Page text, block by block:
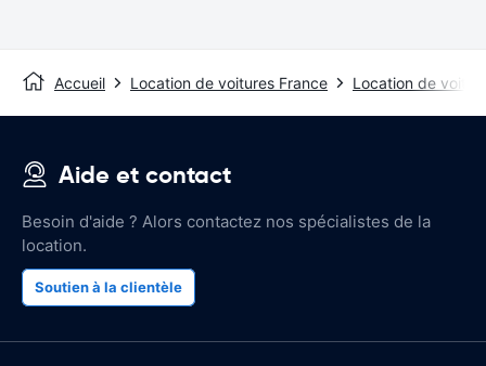
Accueil Location de voitures France Location de
Aide et contact
Besoin d'aide ? Alors contactez nos spécialistes de la
location.
Soutien à la clientèle